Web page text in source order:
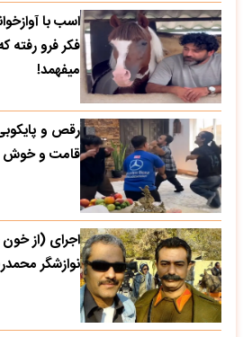
اسب با
فکر فرو رفته
میفهمد!
رقص و
قامت و
اجرای (از
نوازشگر